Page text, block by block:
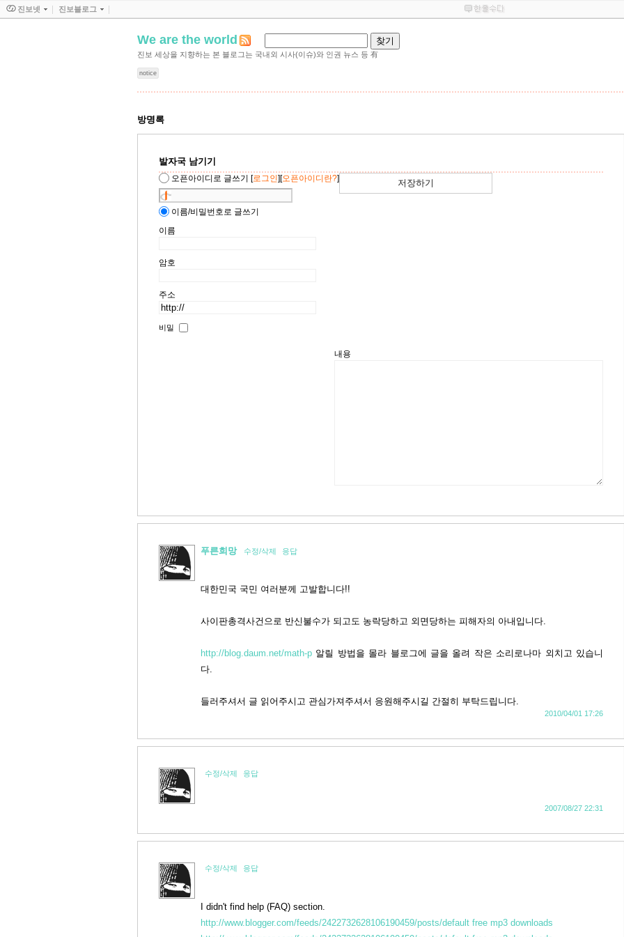
We are the world
진보 세상을 지향하는 본 블로그는 국내외 시사(이슈)와 인권 뉴스 등 有
notice
방명록
발자국 남기기
오픈아이디로 글쓰기 [로그인][오픈아이디란?]
이름/비밀번호로 글쓰기
이름
암호
주소
비밀
내용
푸른희망 수정/삭제 응답
대한민국 국민 여러분께 고발합니다!!
사이판총격사건으로 반신불수가 되고도 농락당하고 외면당하는 피해자의 아내입니다.
http://blog.daum.net/math-p 알릴 방법을 몰라 블로그에 글을 올려 작은 소리로나마 외치고 있습니
다.
들러주셔서 글 읽어주시고 관심가져주셔서 응원해주시길 간절히 부탁드립니다.
2010/04/01 17:26
수정/삭제 응답
2007/08/27 22:31
수정/삭제 응답
I didn't find help (FAQ) section.
http://www.blogger.com/feeds/2422732628106190459/posts/default free mp3 downloads
진보넷 진보블로그